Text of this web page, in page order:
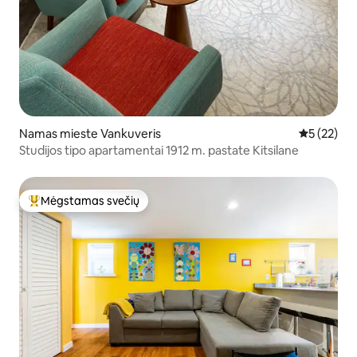
Namas mieste Vankuveris Vidutinis
5 (22)
Studijos tipo apartamentai 1912 m. pastate Kitsilane
Svečių mėgstamiausias
Mėgstamas svečių